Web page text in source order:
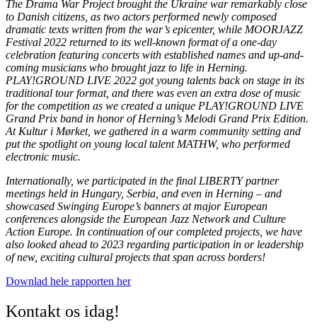
The Drama War Project brought the Ukraine war remarkably close
to Danish citizens, as two actors performed newly composed
dramatic texts written from the war’s epicenter, while MOORJAZZ
Festival 2022 returned to its well-known format of a one-day
celebration featuring concerts with established names and up-and-
coming musicians who brought jazz to life in Herning.
PLAY!GROUND LIVE 2022 got young talents back on stage in its
traditional tour format, and there was even an extra dose of music
for the competition as we created a unique PLAY!GROUND LIVE
Grand Prix band in honor of Herning’s Melodi Grand Prix Edition.
At Kultur i Mørket, we gathered in a warm community setting and
put the spotlight on young local talent MATHW, who performed
electronic music.
Internationally, we participated in the final LIBERTY partner
meetings held in Hungary, Serbia, and even in Herning – and
showcased Swinging Europe’s banners at major European
conferences alongside the European Jazz Network and Culture
Action Europe. In continuation of our completed projects, we have
also looked ahead to 2023 regarding participation in or leadership
of new, exciting cultural projects that span across borders!
Downlad hele rapporten her
Kontakt os idag!